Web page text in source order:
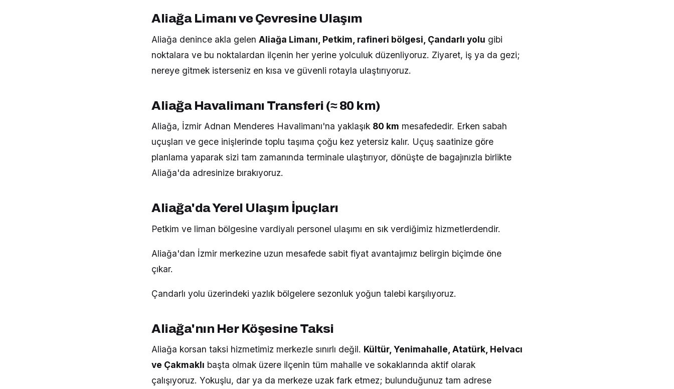
Aliağa Limanı ve Çevresine Ulaşım
Aliağa denince akla gelen Aliağa Limanı, Petkim, rafineri bölgesi, Çandarlı yolu gibi
noktalara ve bu noktalardan ilçenin her yerine yolculuk düzenliyoruz. Ziyaret, iş ya da gezi;
nereye gitmek isterseniz en kısa ve güvenli rotayla ulaştırıyoruz.
Aliağa Havalimanı Transferi (≈ 80 km)
Aliağa, İzmir Adnan Menderes Havalimanı'na yaklaşık 80 km mesafededir. Erken sabah
uçuşları ve gece inişlerinde toplu taşıma çoğu kez yetersiz kalır. Uçuş saatinize göre
planlama yaparak sizi tam zamanında terminale ulaştırıyor, dönüşte de bagajınızla birlikte
Aliağa'da adresinize bırakıyoruz.
Aliağa'da Yerel Ulaşım İpuçları
Petkim ve liman bölgesine vardiyalı personel ulaşımı en sık verdiğimiz hizmetlerdendir.
Aliağa'dan İzmir merkezine uzun mesafede sabit fiyat avantajımız belirgin biçimde öne
çıkar.
Çandarlı yolu üzerindeki yazlık bölgelere sezonluk yoğun talebi karşılıyoruz.
Aliağa'nın Her Köşesine Taksi
Aliağa korsan taksi hizmetimiz merkezle sınırlı değil. Kültür, Yenimahalle, Atatürk, Helvacı
ve Çakmaklı başta olmak üzere ilçenin tüm mahalle ve sokaklarında aktif olarak
çalışıyoruz. Yokuşlu, dar ya da merkeze uzak fark etmez; bulunduğunuz tam adrese